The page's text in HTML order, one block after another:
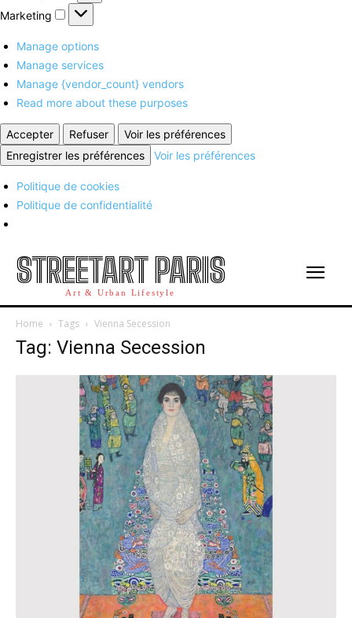
Marketing
Marketing
Manage options
Manage services
Manage {vendor_count} vendors
Read more about these purposes
Accepter Refuser
Voir les préférences
Enregistrer les préférences
Voir les préférences
Politique de cookies
Politique de confidentialité
STREETART PARIS
Art & Urban Lifestyle
Home Tags Vienna Secession
Tag: Vienna Secession